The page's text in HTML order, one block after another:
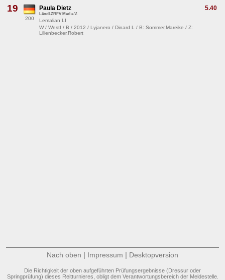
19
200
5.40
Paula Dietz
Ländl.ZRFV Marl e.V.
Lemalian LI
W / Westf / B / 2012 / Lyjanero / Dinard L / B: Sommer,Mareike / Z:
Lilienbecker,Robert
Nach oben | Impressum | Desktopversion
Die Richtigkeit der oben aufgeführten Prüfungsergebnisse (Dressur oder
Springprüfung) dieses Reitturnieres, obligt dem Verantwortungsbereich der Meldestelle.